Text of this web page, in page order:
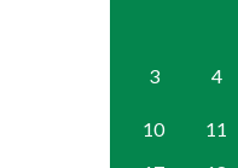
3 4
10 11